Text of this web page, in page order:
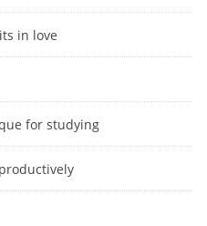
in love
for studying